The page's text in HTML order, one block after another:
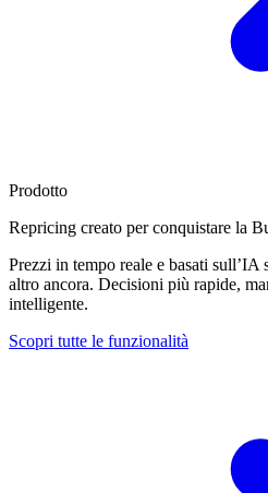
Prodotto
Repricing creato perconquistare la
Prezzi in tempo reale e basati
altro ancora. Decisioni più rapide,
intelligente.
Scopri tutte le funzionalità